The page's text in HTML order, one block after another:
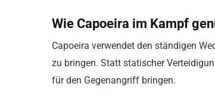
Wie Capoeira im Kampf
Capoeira verwendet den ständigen
zu bringen. Statt statischer
für den Gegenangriff bringen.